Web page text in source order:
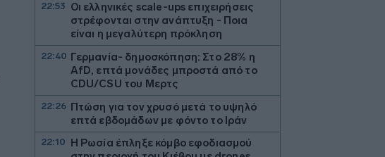
22:53 Οι ελληνικές scale-ups επιχειρήσεις
στρέφονται στην ανάπτυξη - Ποια
είναι η μεγαλύτερη πρόκληση
22:40 Γερμανία- δημοσκόπηση: Στο 28% η
AfD, επτά μονάδες μπροστά από το
CDU/CSU του Μερτς
22:26 Πτώση για τον χρυσό μετά το υψηλό
επτά εβδομάδων με φόντο το Ιράν
22:10
Η Ρωσία έπληξε κόμβο εφοδιασμού